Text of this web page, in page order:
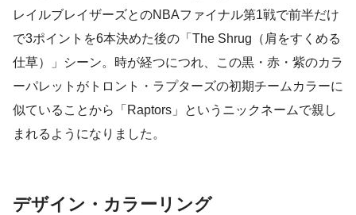
レイルブレイザーズとのNBAファイナル第1戦で前半だけ
で3ポイントを6本決めた後の「The Shrug（肩をすくめる
仕草）」シーン。時が経つにつれ、この黒・赤・紫のカラ
ーパレットがトロント・ラプターズの初期チームカラーに
似ていることから「Raptors」というニックネームで親し
まれるようになりました。
デザイン・カラーリング